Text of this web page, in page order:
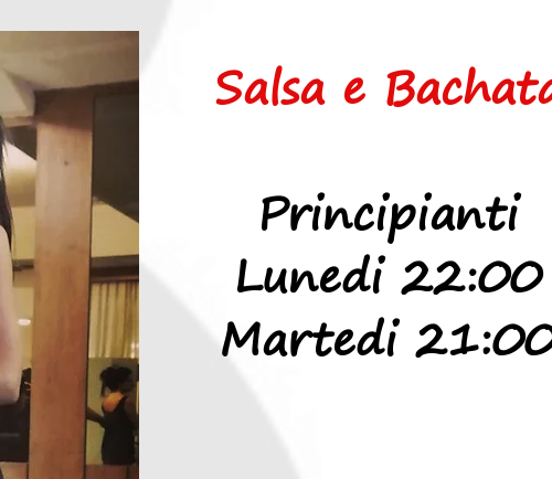
Salsa e
Principianti
Lunedi 22:00
Martedi